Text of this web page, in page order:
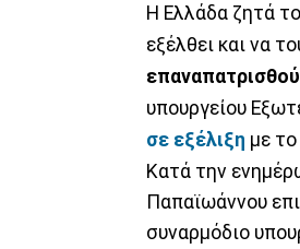
Η Ελλάδα ζητά
εξέλθει και να
υπουργείου
σε εξέλιξη με
Κατά την
Παπαϊωάννου
συναρμόδιο